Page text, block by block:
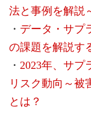
法と事例を解説
・ データ・サプ
の課題を解説す
・ 2023年、サプ
リスク動向～被
とは？